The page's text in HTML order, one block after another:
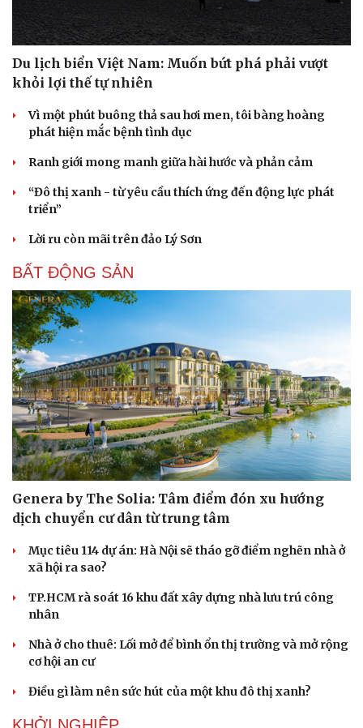
Du lịch biển Việt Nam: Muốn bứt phá phải vượt
khỏi lợi thế tự nhiên
Vì một phút buông thả sau hơi men, tôi bàng hoàng
phát hiện mắc bệnh tình dục
Ranh giới mong manh giữa hài hước và phản cảm
“Đô thị xanh - từ yêu cầu thích ứng đến động lực phát
triển”
Lời ru còn mãi trên đảo Lý Sơn
BẤT ĐỘNG SẢN
Genera by The Solia: Tâm điểm đón xu hướng
dịch chuyển cư dân từ trung tâm
Mục tiêu 114 dự án: Hà Nội sẽ tháo gỡ điểm nghẽn nhà ở
xã hội ra sao?
TP.HCM rà soát 16 khu đất xây dựng nhà lưu trú công
nhân
Nhà ở cho thuê: Lối mở để bình ổn thị trường và mở rộng
cơ hội an cư
Điều gì làm nên sức hút của một khu đô thị xanh?